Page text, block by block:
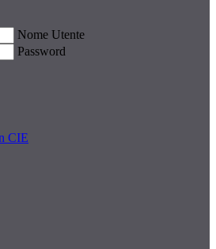
Nome Utente
Password
CIE